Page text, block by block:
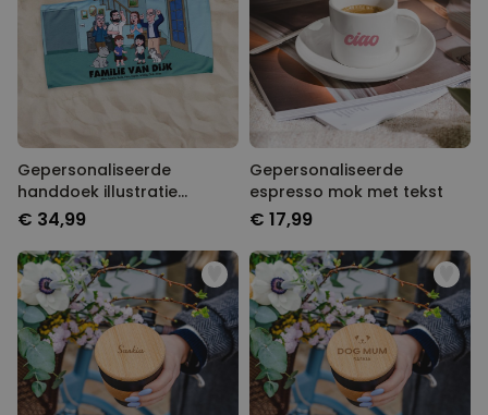
Gepersonaliseerde
handdoek illustratie
stripfiguur familie
€ 34,99
Gepersonaliseerde
espresso mok met tekst
€ 17,99